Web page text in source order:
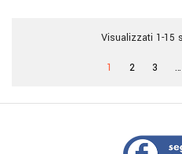
Visualizzati 1-15
1 2 3 …